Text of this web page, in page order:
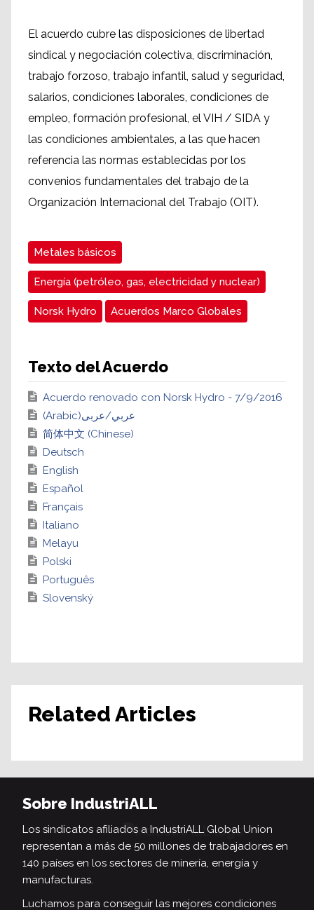
El acuerdo cubre las disposiciones de libertad
sindical y negociación colectiva, discriminación,
trabajo forzoso, trabajo infantil, salud y seguridad,
salarios, condiciones laborales, condiciones de
empleo, formación profesional, el VIH / SIDA y
las condiciones ambientales, a las que hacen
referencia las normas establecidas por los
convenios fundamentales del trabajo de la
Organización Internacional del Trabajo (OIT).
Metales básicos
Energía (petróleo, gas, electricidad y nuclear)
Norsk Hydro Acuerdos Marco Globales
Texto del Acuerdo
Acuerdo renovado con Norsk Hydro - 7/9/2016
(Arabic)عربي/عربى
简体中文 (Chinese)
Deutsch
English
Español
Français
Italiano
Melayu
Polski
Português
Slovenský
Related Articles
Sobre IndustriALL
Los sindicatos afiliados a IndustriALL Global Union
representan a más de 50 millones de trabajadores en
140 países en los sectores de minería, energía y
manufacturas.
Luchamos para conseguir las mejores condiciones